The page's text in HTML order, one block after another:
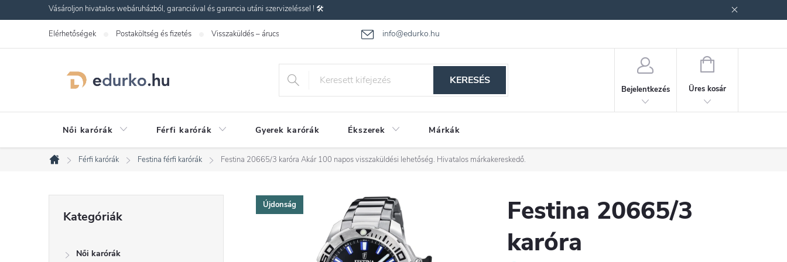
a
Vásároljon hivatalos webáruházból, garanciával és garancia utáni szervizeléssel ! 🛠️
info@edurko.hu
Elérhetőségek Postaköltség és fizetés Visszaküldés – árucsere Gyakran ismételt kérdések
KERESÉS
Bejelentkezés
KOSÁR
Üres kosár
Női karórák Férfi karórák Gyerek karórák Ékszerek Márkák
Kezdőlap
Férfi karórák Festina férfi karórák Festina 20665/3 karóra Akár 100 napos visszaküldési lehetőség. Hivatalos márkakereskedő.
O
átugrása
Kategóriák
Női karórák
Újdonság
Festina 20665/3
karóra